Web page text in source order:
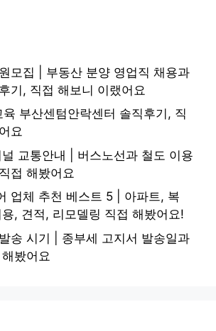
모집 | 부동산 분양 영업직 채용과
기, 직접 해보니 이랬어요
부산센텀안락센터 솔직후기, 직
요
교통안내 | 버스노선과 철도 이용
접 해봤어요
업체 추천 베스트 5 | 아파트, 복
, 견적, 리모델링 직접 해봤어요!
송 시기 | 종부세 고지서 발송일과
봤어요